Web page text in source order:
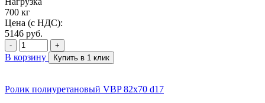
700 кг
Цена (с НДС):
5146 руб.
- +
В корзину Купить в 1 клик
Ролик полиуретановый VBP 82x70 d17